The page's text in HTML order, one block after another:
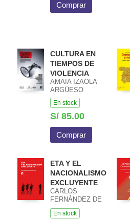
Comprar
CULTURA EN
TIEMPOS DE
VIOLENCIA
AMAIA IZAOLA
ARGÜESO
En stock
S/ 85.00
Comprar
ETA Y EL
NACIONALISMO
EXCLUYENTE
CARLOS
FERNÁNDEZ DE
CASADEVANTE
ROMANI
En stock